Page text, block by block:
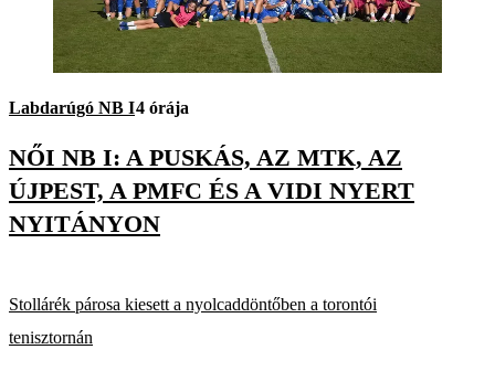
Labdarúgó NB I4 órája
NŐI NB I: A PUSKÁS, AZ MTK, AZ
ÚJPEST, A PMFC ÉS A VIDI NYERT
NYITÁNYON
Stollárék párosa kiesett a nyolcaddöntőben a torontói
tenisztornán